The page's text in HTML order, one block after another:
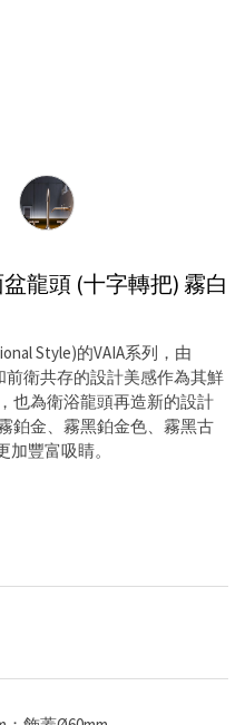
龍頭 (十字轉把) 霧白
Style)的VAIA系列，由
前衛共存的設計美感作為其鮮
也為衛浴龍頭再造新的設計
鉑金、霧黑鉑金色、霧黑古
豐富吸睛。